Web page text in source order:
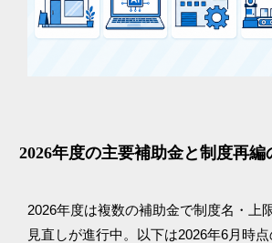
2026年度の主要補助金と制度再編
2026年度は複数の補助金で制度名・上
見直しが進行中。以下は2026年6月時